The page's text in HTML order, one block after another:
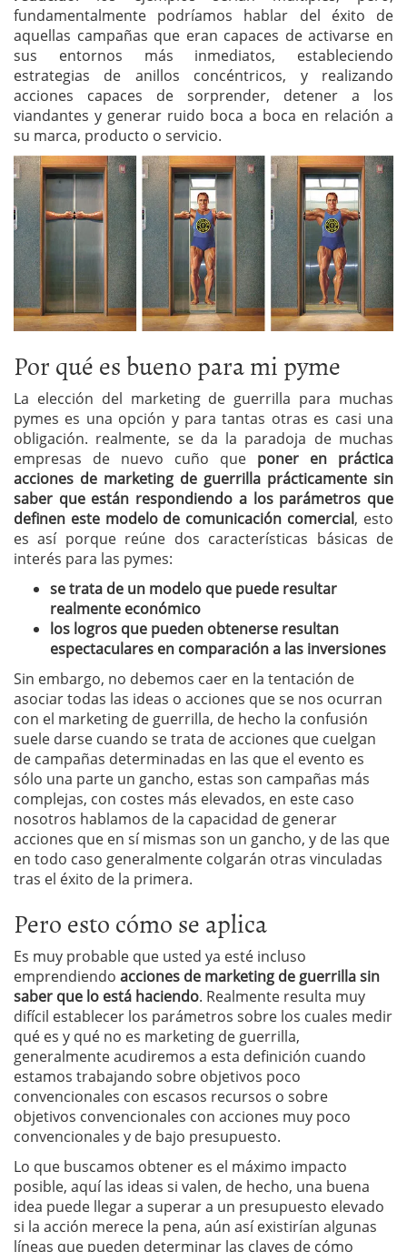
fundamentalmente podríamos hablar del éxito de
aquellas campañas que eran capaces de activarse en
sus entornos más inmediatos, estableciendo
estrategias de anillos concéntricos, y realizando
acciones capaces de sorprender, detener a los
viandantes y generar ruido boca a boca en relación a
su marca, producto o servicio.
Por qué es bueno para mi pyme
La elección del marketing de guerrilla para muchas
pymes es una opción y para tantas otras es casi una
obligación. realmente, se da la paradoja de muchas
empresas de nuevo cuño que poner en práctica
acciones de marketing de guerrilla prácticamente sin
saber que están respondiendo a los parámetros que
definen este modelo de comunicación comercial, esto
es así porque reúne dos características básicas de
interés para las pymes:
se trata de un modelo que puede resultar
realmente económico
los logros que pueden obtenerse resultan
espectaculares en comparación a las inversiones
Sin embargo, no debemos caer en la tentación de
asociar todas las ideas o acciones que se nos ocurran
con el marketing de guerrilla, de hecho la confusión
suele darse cuando se trata de acciones que cuelgan
de campañas determinadas en las que el evento es
sólo una parte un gancho, estas son campañas más
complejas, con costes más elevados, en este caso
nosotros hablamos de la capacidad de generar
acciones que en sí mismas son un gancho, y de las que
en todo caso generalmente colgarán otras vinculadas
tras el éxito de la primera.
Pero esto cómo se aplica
Es muy probable que usted ya esté incluso
emprendiendo acciones de marketing de guerrilla sin
saber que lo está haciendo. Realmente resulta muy
difícil establecer los parámetros sobre los cuales medir
qué es y qué no es marketing de guerrilla,
generalmente acudiremos a esta definición cuando
estamos trabajando sobre objetivos poco
convencionales con escasos recursos o sobre
objetivos convencionales con acciones muy poco
convencionales y de bajo presupuesto.
Lo que buscamos obtener es el máximo impacto
posible, aquí las ideas si valen, de hecho, una buena
idea puede llegar a superar a un presupuesto elevado
si la acción merece la pena, aún así existirían algunas
líneas que pueden determinar las claves de cómo